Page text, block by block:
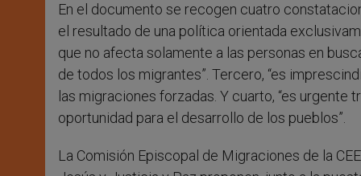
En el documento se recogen cuatro
el resultado de una política orientada
que no afecta solamente a las personas en
de todos los migrantes”. Tercero, “es
las migraciones forzadas. Y cuarto, “es
oportunidad para el desarrollo de los pueblos”.
La Comisión Episcopal de Migraciones de la